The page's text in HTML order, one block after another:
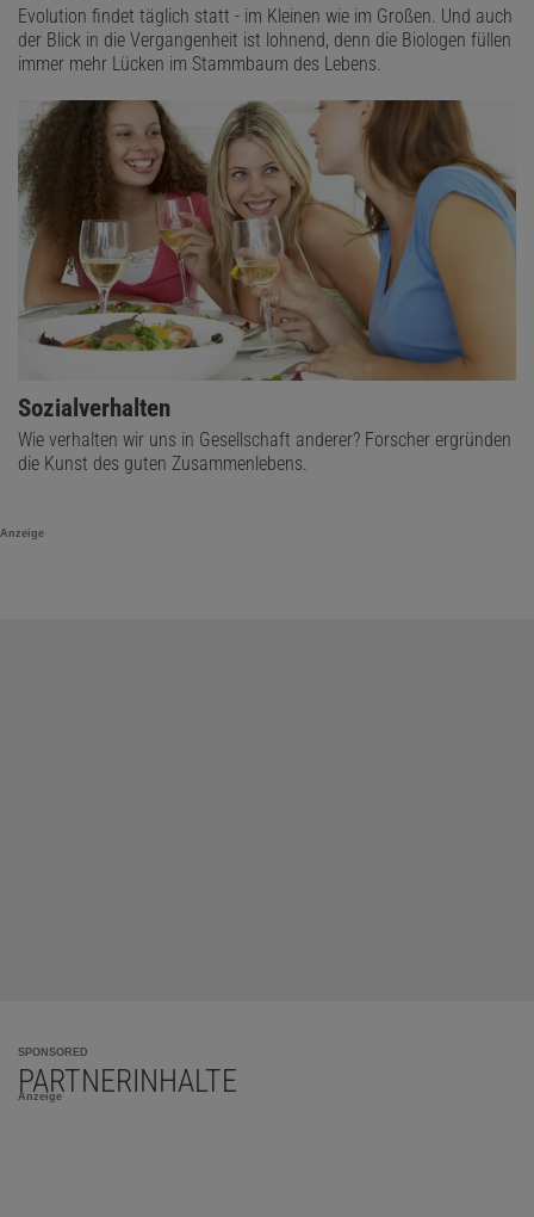
Evolution findet täglich statt - im Kleinen wie im Großen. Und auch
der Blick in die Vergangenheit ist lohnend, denn die Biologen füllen
immer mehr Lücken im Stammbaum des Lebens.
Sozialverhalten
Wie verhalten wir uns in Gesellschaft anderer? Forscher ergründen
die Kunst des guten Zusammenlebens.
Anzeige
SPONSORED
PARTNERINHALTE
Anzeige